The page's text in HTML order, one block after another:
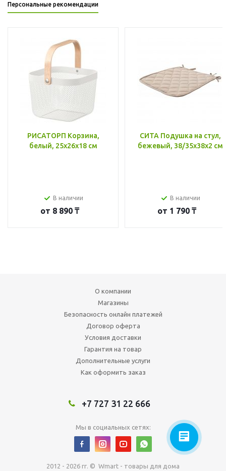
Персональные рекомендации
РИСАТОРП Корзина,
белый, 25x26x18 см
В наличии
от 8 890 ₸
СИТА Подушка на стул,
бежевый, 38/35x38x2 см
В наличии
от 1 790 ₸
О компании
Магазины
Безопасность онлайн платежей
Договор оферта
Условия доставки
Гарантия на товар
Дополнительные услуги
Как оформить заказ
+7 727 31 22 666
Мы в социальных сетях:
2012 - 2026 гг. © Wmart - товары для дома